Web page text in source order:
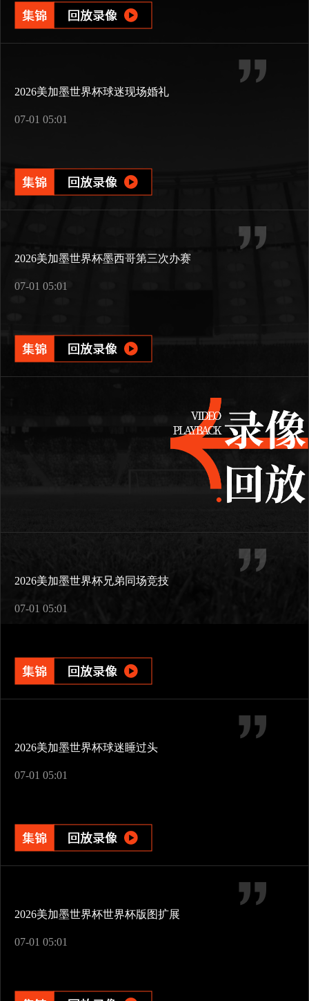
2026美加墨世界杯球迷现场婚礼
07-01 05:01
2026美加墨世界杯墨西哥第三次办赛
07-01 05:01
2026美加墨世界杯兄弟同场竞技
07-01 05:01
2026美加墨世界杯球迷睡过头
07-01 05:01
2026美加墨世界杯世界杯版图扩展
07-01 05:01